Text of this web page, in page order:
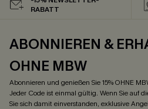
RABATT
ABONNIEREN &
OHNE MBW
Abonnieren und genießen Sie 15% OHNE
Jeder Code ist einmal gültig. Wenn Sie auf
Sie sich damit einverstanden, exklusive